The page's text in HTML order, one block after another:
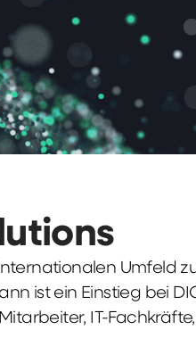
Umfeld
ist ein Einstieg bei
IT-